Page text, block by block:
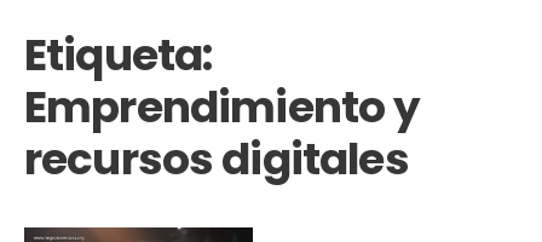
Etiqueta:
Emprendimiento y
recursos digitales